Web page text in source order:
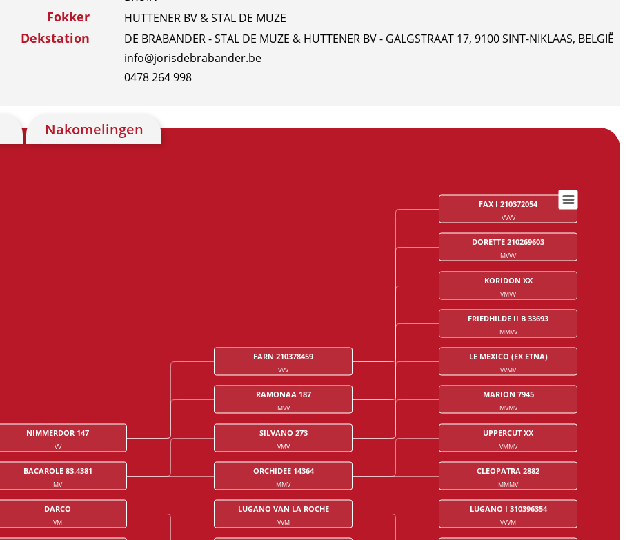
Fokker HUTTENER BV & STAL DE MUZE
Dekstation
DE BRABANDER - STAL DE MUZE & HUTTENER BV - GALGSTRAAT 17, 9100 SINT-NIKLAAS, BELGIË
info@jorisdebrabander.be
0478 264 998
Nakomelingen
NIMMERDOR 147
VV
BACAROLE 83.4381
MV
DARCO
VM
FARN 210378459
VVV
RAMONAA 187
MVV
SILVANO 273
VMV
ORCHIDEE 14364
MMV
LUGANO VAN LA ROCHE
VVM
FAX I 210372054
VVVV
DORETTE 210269603
MVVV
KORIDON XX
VMVV
FRIEDHILDE II B 33693
MMVV
LE MEXICO (EX ETNA)
VVMV
MARION 7945
MVMV
UPPERCUT XX
VMMV
CLEOPATRA 2882
MMMV
LUGANO I 310396354
VVVM